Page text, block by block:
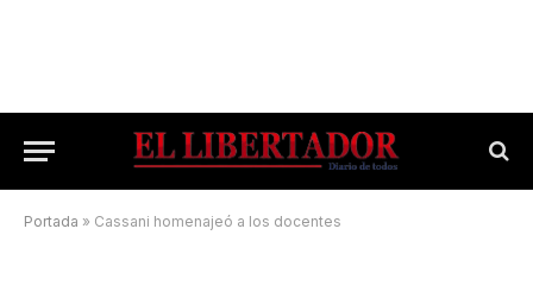
Portada » Cassani homenajeó a los docentes